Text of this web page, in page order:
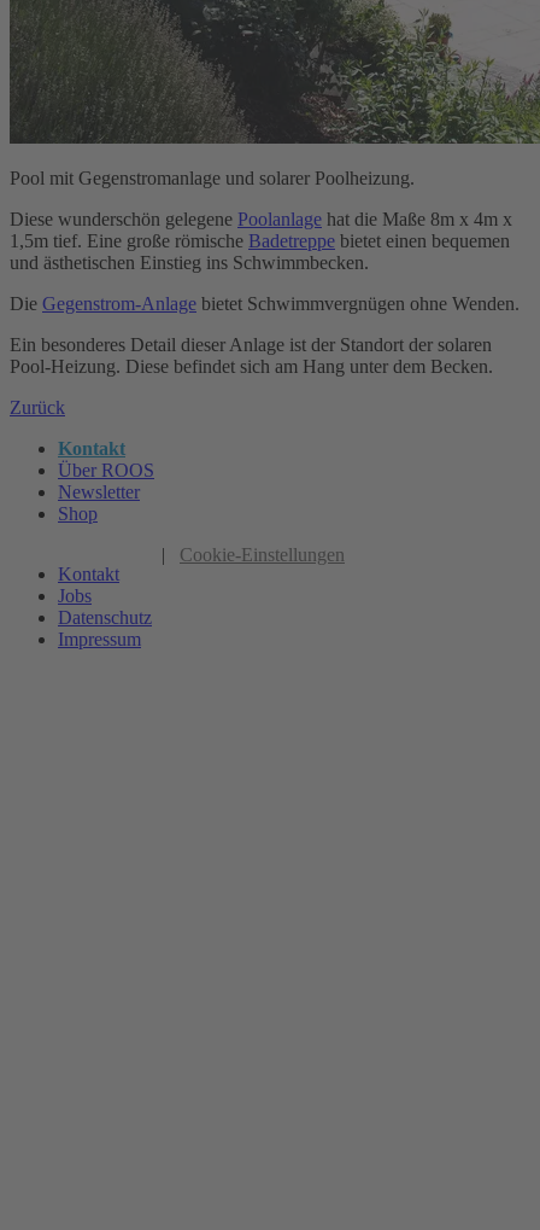
Pool mit Gegenstromanlage und solarer Poolheizung.
Diese wunderschön gelegene Poolanlage hat die Maße 8m x 4m x
1,5m tief. Eine große römische Badetreppe bietet einen bequemen
und ästhetischen Einstieg ins Schwimmbecken.
Die Gegenstrom-Anlage bietet Schwimmvergnügen ohne Wenden.
Ein besonderes Detail dieser Anlage ist der Standort der solaren
Pool-Heizung. Diese befindet sich am Hang unter dem Becken.
Zurück
Kontakt
Über ROOS
Newsletter
Shop
Kontakt
Jobs
Datenschutz
Impressum
| Cookie-Einstellungen